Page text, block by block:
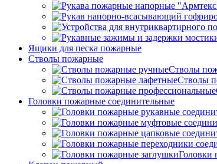
Ящики для песка пожарные
Стволы пожарные
Стволы
Стволы
Головки пожарные соединительные
Головки